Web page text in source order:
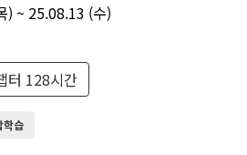
) ~ 25.08.13 (수)
터 128시간
학습